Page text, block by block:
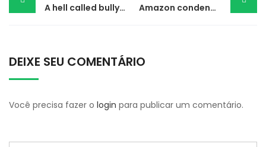
navigation A hell called bullying Amazon condenada por bloqueio indevido de conta comercial
DEIXE SEU COMENTÁRIO
Você precisa fazer o login para publicar um comentário.